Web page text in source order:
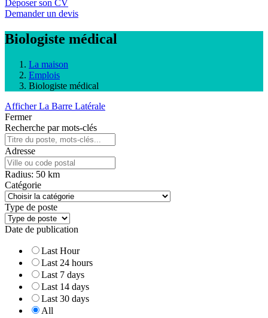
Déposer son CV
Demander un devis
Biologiste médical
La maison
Emplois
Biologiste médical
Afficher La Barre Latérale
Fermer
Recherche par mots-clés
Adresse
Radius: 50 km
Catégorie
Type de poste
Date de publication
Last Hour
Last 24 hours
Last 7 days
Last 14 days
Last 30 days
All